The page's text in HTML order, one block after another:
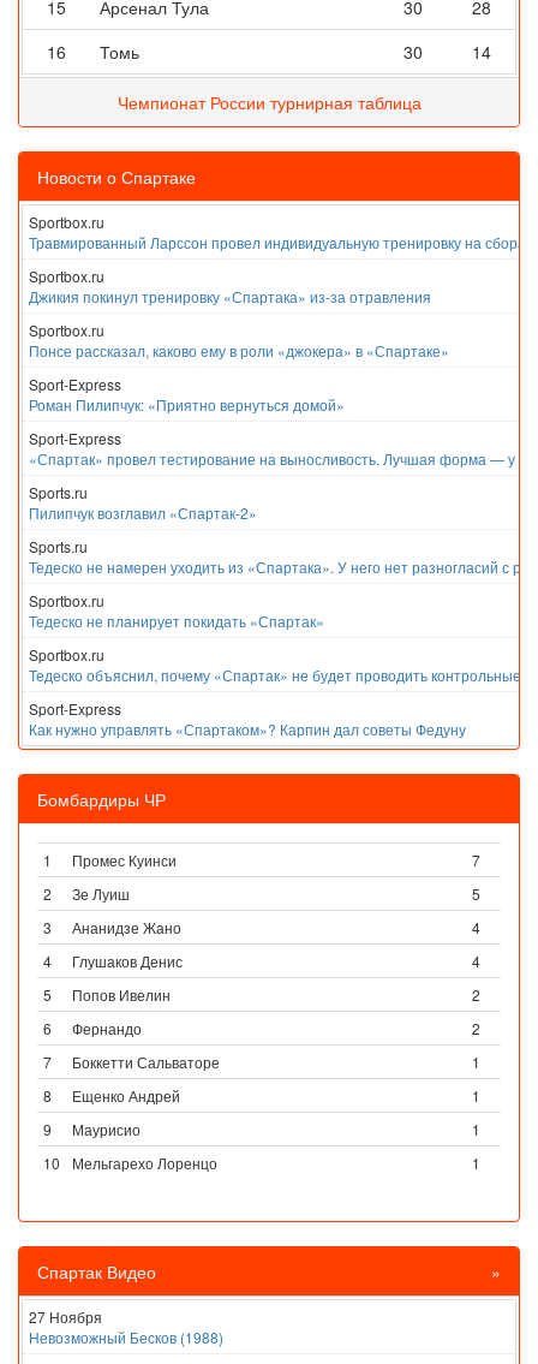
15
Арсенал Тула 30
28
16
Томь 30 14
Чемпионат России турнирная таблица
Новости о Спартаке
Sportbox.ru
Травмированный Ларссон провел индивидуальную тренировку на
Sportbox.ru
Джикия покинул тренировку «Спартака» из-за отравления
Sportbox.ru
Понсе рассказал, каково ему в роли «джокера» в «Спартаке»
Sport-Express
Роман Пилипчук: «Приятно вернуться домой»
Sport-Express
«Спартак» провел тестирование на выносливость. Лучшая форма — у
Sports.ru
Пилипчук возглавил «Спартак-2»
Sports.ru
Тедеско не намерен уходить из «Спартака». У него нет разногласий с
Sportbox.ru
Тедеско не планирует покидать «Спартак»
Sportbox.ru
Тедеско объяснил, почему «Спартак» не будет проводить контрольные
Sport-Express
Как нужно управлять «Спартаком»? Карпин дал советы Федуну
Бомбардиры ЧР
1 Промес Куинси
7
2
Зе Луиш
5
3
Ананидзе Жано
4
4
Глушаков Денис
4
5
Попов Ивелин
2
6
Фернандо
2
7
Боккетти Сальваторе
1
8
Ещенко Андрей
1
9
Маурисио
1
10
Мельгарехо Лоренцо 1
Спартак Видео »
27 Ноября
Невозможный Бесков (1988)